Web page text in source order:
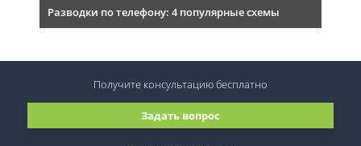
Разводки по телефону: 4 популярные схемы
Задать вопрос
Получите консультациюбесплатно